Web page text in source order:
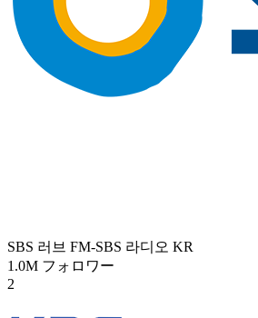
SBS 러브 FM-SBS 라디오 KR
1.0M フォロワー
2